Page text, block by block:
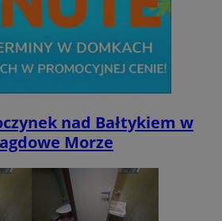
nad Bałtykiem w
Morze